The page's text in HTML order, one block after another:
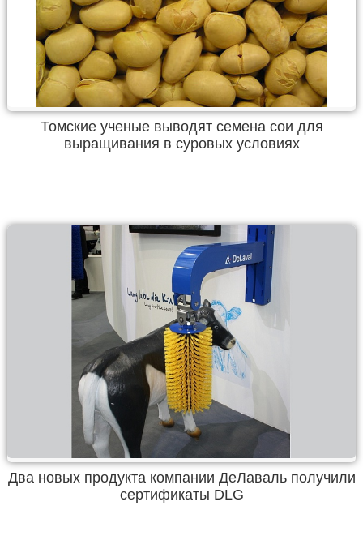
Томские ученые выводят семена сои для
выращивания в суровых условиях
Два новых продукта компании ДеЛаваль получили
сертификаты DLG